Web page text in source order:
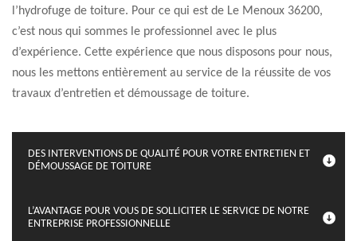
l’hydrofuge de toiture. Pour ce qui est de Le Menoux 36200,
c’est nous qui sommes le professionnel avec le plus
d’expérience. Cette expérience que nous disposons pour nous,
nous les mettons entièrement au service de la réussite de vos
travaux d’entretien et démoussage de toiture.
DES INTERVENTIONS DE QUALITÉ POUR VOTRE ENTRETIEN ET
DÉMOUSSAGE DE TOITURE
L’AVANTAGE POUR VOUS DE SOLLICITER LE SERVICE DE NOTRE
ENTREPRISE PROFESSIONNELLE